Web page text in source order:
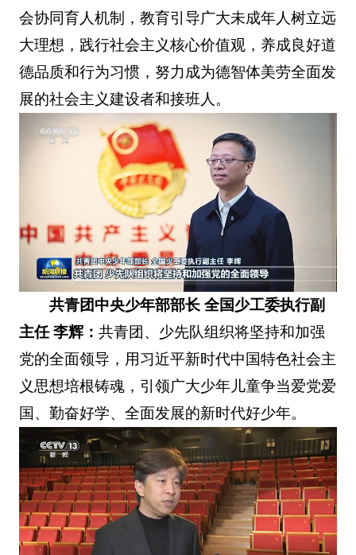
会协同育人机制，教育引导广大未成年人树立远
大理想，践行社会主义核心价值观，养成良好道
德品质和行为习惯，努力成为德智体美劳全面发
展的社会主义建设者和接班人。
共青团中央少年部部长 全国少工委执行副
主任 李辉： 共青团、少先队组织将坚持和加强
党的全面领导，用习近平新时代中国特色社会主
义思想培根铸魂，引领广大少年儿童争当爱党爱
国、勤奋好学、全面发展的新时代好少年。